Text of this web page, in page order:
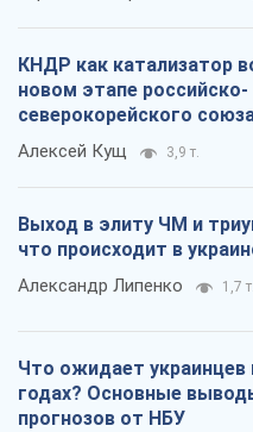
КНДР как катализатор
новом этапе российско-
северокорейского
Алексей Кущ 3,9 т.
Выход в элиту ЧМ и
что происходит в
Александр Липенко 1,7 т.
Что ожидает украинцев
годах? Основные
прогнозов от НБУ